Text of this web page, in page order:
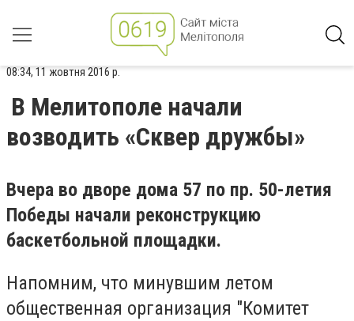
08:34, 11 жовтня 2016 р.
В Мелитополе начали
возводить «Сквер дружбы»
Вчера во дворе дома 57 по пр. 50-летия
Победы начали реконструкцию
баскетбольной площадки.
Напомним, что минувшим летом
общественная организация "Комитет